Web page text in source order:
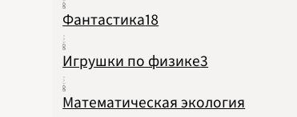
Фантастика18
Игрушки по физике3
Математическая экология